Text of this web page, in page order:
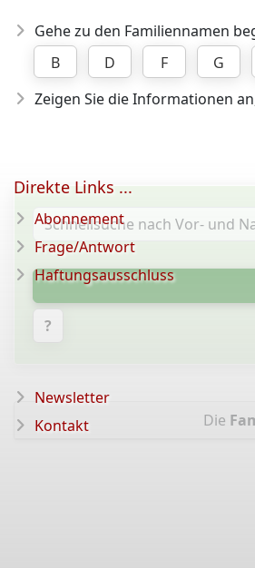
Gehe zu den Familiennamen
B
D F G
Zeigen Sie die Informationen
?
Die
Direkte Links ...
Abonnement
Frage/Antwort
Haftungsausschluss
Newsletter
Kontakt